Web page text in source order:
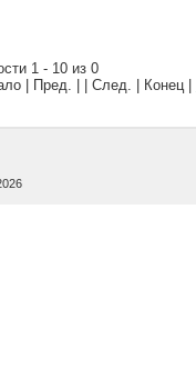
1 - 10 из 0
| Пред. | | След. | Конец